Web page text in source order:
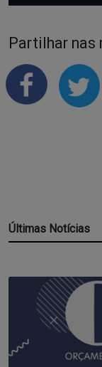
Partilhar nas
Últimas Notícias